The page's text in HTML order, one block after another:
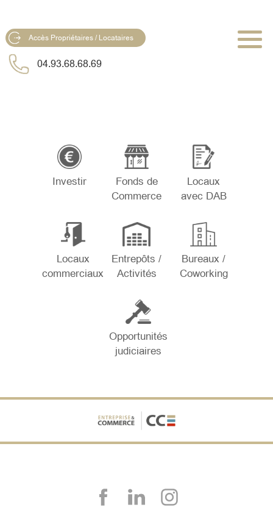
Accès Propriétaires / Locataires
04.93.68.68.69
Investir
Fonds de
Commerce
Locaux
avec DAB
Locaux
commerciaux
Entrepôts /
Activités
Bureaux /
Coworking
Opportunités
judiciaires